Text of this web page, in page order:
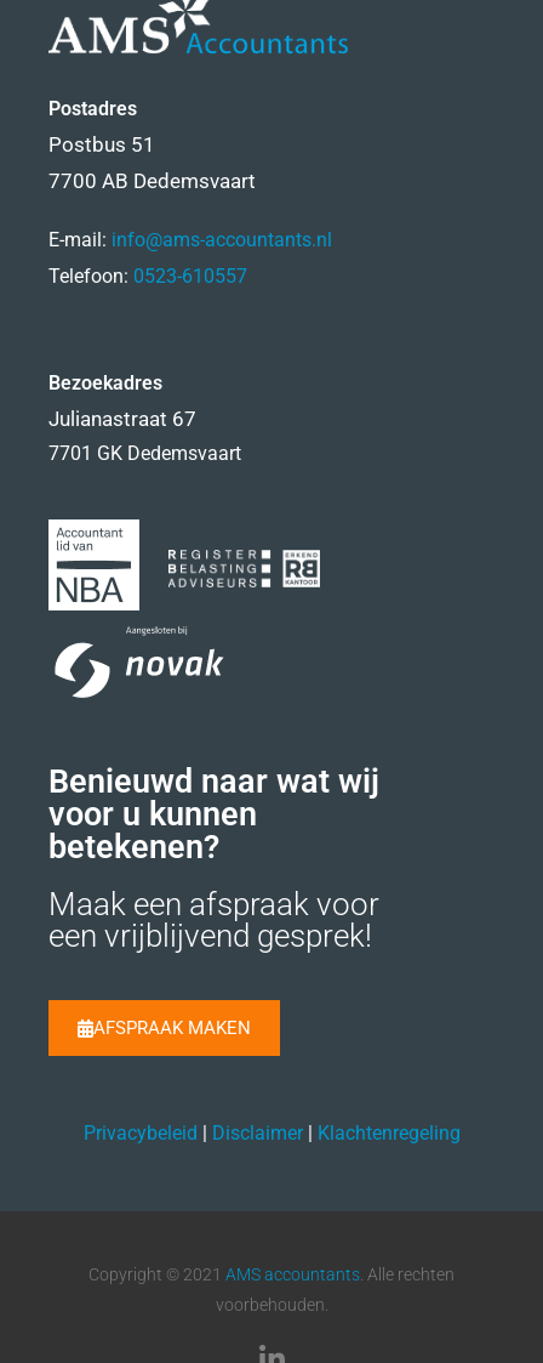
Postadres
Postbus 51
7700 AB Dedemsvaart
E-mail: info@ams-accountants.nl
Telefoon: 0523-610557
Bezoekadres
Julianastraat 67
7701 GK Dedemsvaart
Benieuwd naar wat wij
voor u kunnen
betekenen?
Maak een afspraak voor
een vrijblijvend gesprek!
AFSPRAAK MAKEN
Privacybeleid Disclaimer| Klachtenregeling
Copyright © 2021 AMS accountants . Alle rechten
voorbehouden.